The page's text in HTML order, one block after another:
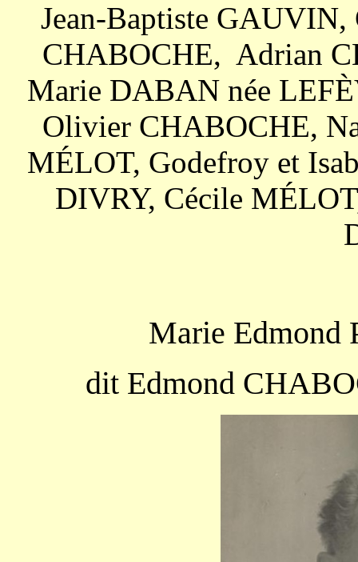
Jean-Baptiste
CHABOCHE, Adrian
Marie DABAN née
Olivier CHABOCHE,
MÉLOT, Godefroy et
DIVRY, Cécile
Marie Edmond
dit Edmond